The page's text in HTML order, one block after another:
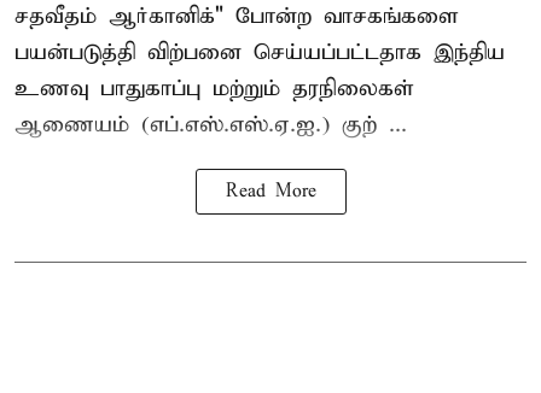
சதவீதம் ஆர்கானிக்" போன்ற வாசகங்களை
பயன்படுத்தி விற்பனை செய்யப்பட்டதாக இந்திய
உணவு பாதுகாப்பு மற்றும் தரநிலைகள்
ஆணையம் (எப்.எஸ்.எஸ்.ஏ.ஐ.) குற் ...
Read More